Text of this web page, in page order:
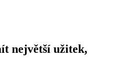
největší užitek,